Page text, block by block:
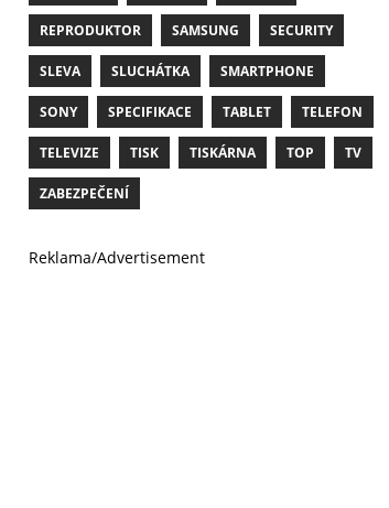
REPRODUKTOR SAMSUNG SECURITY
SLEVA SLUCHÁTKA SMARTPHONE
SONY SPECIFIKACE TABLET TELEFON
TELEVIZE TISK TISKÁRNA TOP TV
ZABEZPEČENÍ
Reklama/Advertisement